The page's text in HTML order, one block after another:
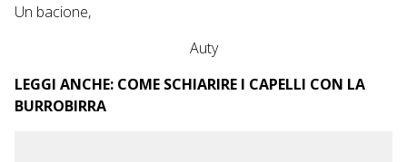
Un bacione,
Auty
LEGGI ANCHE: COME SCHIARIRE I CAPELLI CON LA
BURROBIRRA